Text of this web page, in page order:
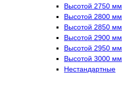
Высотой 2750 мм
Высотой 2800 мм
Высотой 2850 мм
Высотой 2900 мм
Высотой 2950 мм
Высотой 3000 мм
Нестандартные